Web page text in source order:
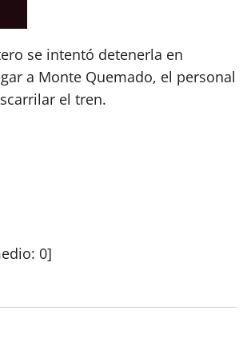
se intentó detenerla en
a Monte Quemado, el personal
el tren.
: 0]